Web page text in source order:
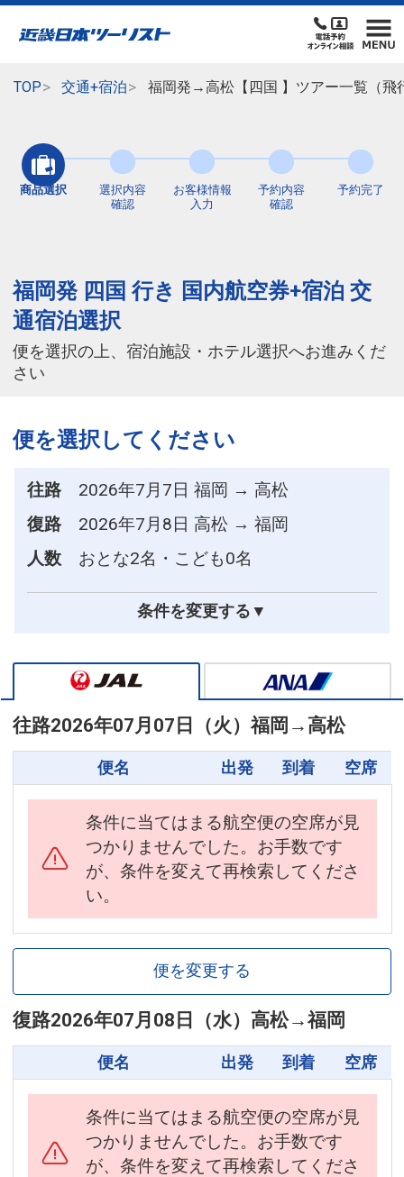
TOP 交通+宿泊 福岡発→高松【四国 】ツアー一覧（飛
商品選択
選択内容
確認
お客様情報
入力
予約内容
確認
予約完了
福岡発 四国 行き 国内航空券+宿泊 交
通宿泊選択
便を選択の上、宿泊施設・ホテル選択へお進みくだ
さい
便を選択してください
往路
2026年7月7日 福岡 → 高松
復路
2026年7月8日 高松 → 福岡
人数
おとな2名・こども0名
条件を変更する▼
往路2026年07月07日（火）福岡 → 高松
便名 出発 到着 空席
条件に当てはまる航空便の空席が見
つかりませんでした。お手数です
が、条件を変えて再検索してくださ
い。
便を変更する
復路2026年07月08日（水） 高松→福岡
便名 出発 到着 空席
条件に当てはまる航空便の空席が見
つかりませんでした。お手数です
が、条件を変えて再検索してくださ